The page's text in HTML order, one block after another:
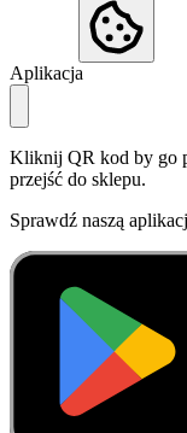
Aplikacja
Kliknij QR kod by go
przejść do sklepu.
Sprawdź naszą